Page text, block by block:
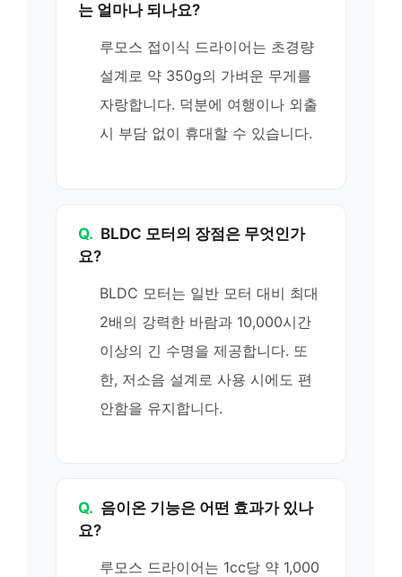
는 얼마나 되나요?
루모스 접이식 드라이어는 초경량
설계로 약 350g의 가벼운 무게를
자랑합니다. 덕분에 여행이나 외출
시 부담 없이 휴대할 수 있습니다.
Q. BLDC 모터의 장점은 무엇인가
요?
BLDC 모터는 일반 모터 대비 최대
2배의 강력한 바람과 10,000시간
이상의 긴 수명을 제공합니다. 또
한, 저소음 설계로 사용 시에도 편
안함을 유지합니다.
Q. 음이온 기능은 어떤 효과가 있나
요?
루모스 드라이어는 1cc당 약 1,000